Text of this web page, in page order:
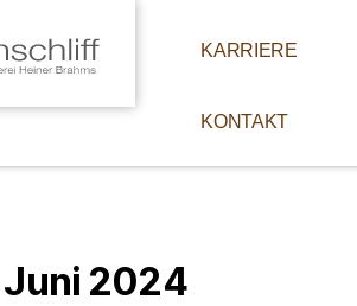
KARRIERE
KONTAKT
Juni 2024